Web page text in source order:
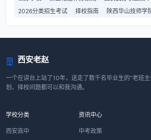
2026分类招生考试
择校指南 陕西华山技师学
西安老赵
一个在讲台上站了10年，送走了数千名毕业生的“老班
划、择校问题都可以和我沟通。
学校分类
西安高中
资讯中心
中考政策